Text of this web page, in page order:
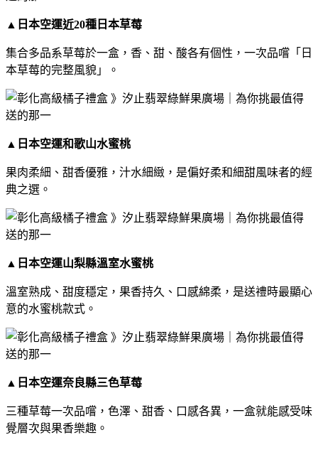
▲ 日本空運近20種日本草莓
集合多品系草莓於一盒，香、甜、酸各有個性，一次品嚐「日
本草莓的完整風貌」。
▲ 日本空運和歌山水蜜桃
果肉柔細、甜香優雅，汁水細緻，是偏好柔和細甜風味者的經
典之選。
▲ 日本空運山梨縣溫室水蜜桃
溫室熟成、甜度穩定，果香持久、口感綿柔，是送禮時最顯心
意的水蜜桃款式。
▲ 日本空運奈良縣三色草莓
三種草莓一次品嚐，色澤、甜香、口感各異，一盒就能感受味
覺層次與果香樂趣。